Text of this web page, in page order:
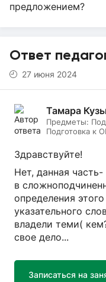
предложением?
Ответ
27 июня 2024
Тамара
Предметы:
Подготовка к
Здравствуйте!
Нет, данная
в
определения
указательного
владели теми(
свое дело...
Записаться на